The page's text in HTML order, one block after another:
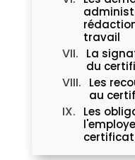
travail
La
du
Les
au
Les